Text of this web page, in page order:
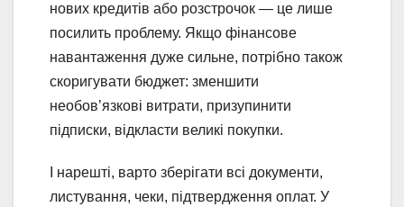
нових кредитів або розстрочок — це лише
посилить проблему. Якщо фінансове
навантаження дуже сильне, потрібно також
скоригувати бюджет: зменшити
необов’язкові витрати, призупинити
підписки, відкласти великі покупки.
І нарешті, варто зберігати всі документи,
листування, чеки, підтвердження оплат. У